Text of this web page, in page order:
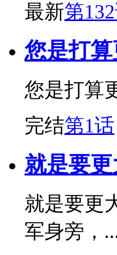
最新第
您是打
您是打算
完结第1话
就是要
就是要更
军身旁，